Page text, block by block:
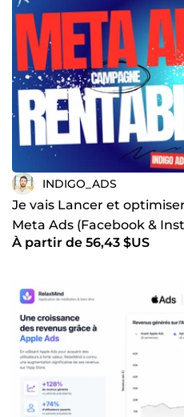
INDIGO_ADS
Je vais Lancer et
Meta Ads (Facebook &
À partir de 56,43 $US